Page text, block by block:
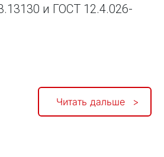
и ГОСТ 12.4.026-
Читать дальше